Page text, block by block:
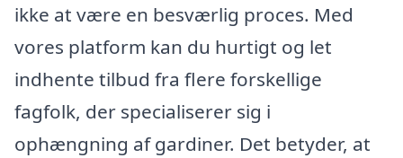
ikke at være en besværlig proces. Med
vores platform kan du hurtigt og let
indhente tilbud fra flere forskellige
fagfolk, der specialiserer sig i
ophængning af gardiner. Det betyder, at